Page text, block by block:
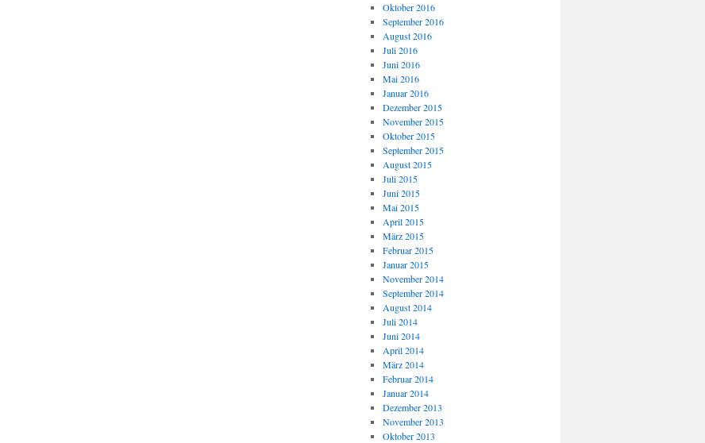
Oktober 2016
September 2016
August 2016
Juli 2016
Juni 2016
Mai 2016
Januar 2016
Dezember 2015
November 2015
Oktober 2015
September 2015
August 2015
Juli 2015
Juni 2015
Mai 2015
April 2015
März 2015
Februar 2015
Januar 2015
November 2014
September 2014
August 2014
Juli 2014
Juni 2014
April 2014
März 2014
Februar 2014
Januar 2014
Dezember 2013
November 2013
Oktober 2013